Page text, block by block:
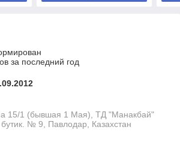
за последний год
15/1 (бывшая 1 Мая), ТД "Манакбай"
№ 9, Павлодар, Казахстан